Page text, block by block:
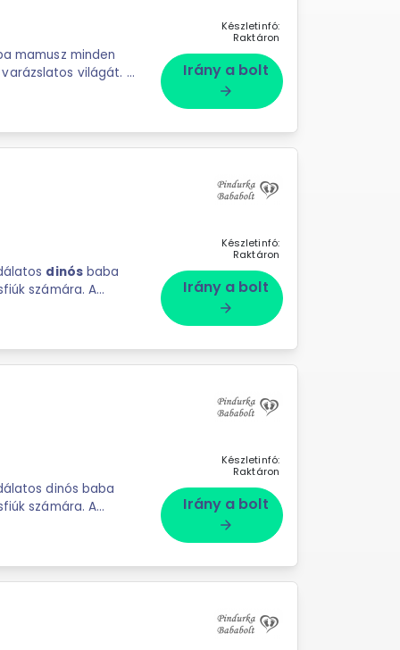
mamusz minden
varázslatos világát. A
Készletinfó:
Raktáron
Irány a bolt
arrow_forward
dinósbaba
Készletinfó:
Raktáron
Irány a bolt
arrow_forward
dinós baba
Készletinfó:
Raktáron
Irány a bolt
arrow_forward